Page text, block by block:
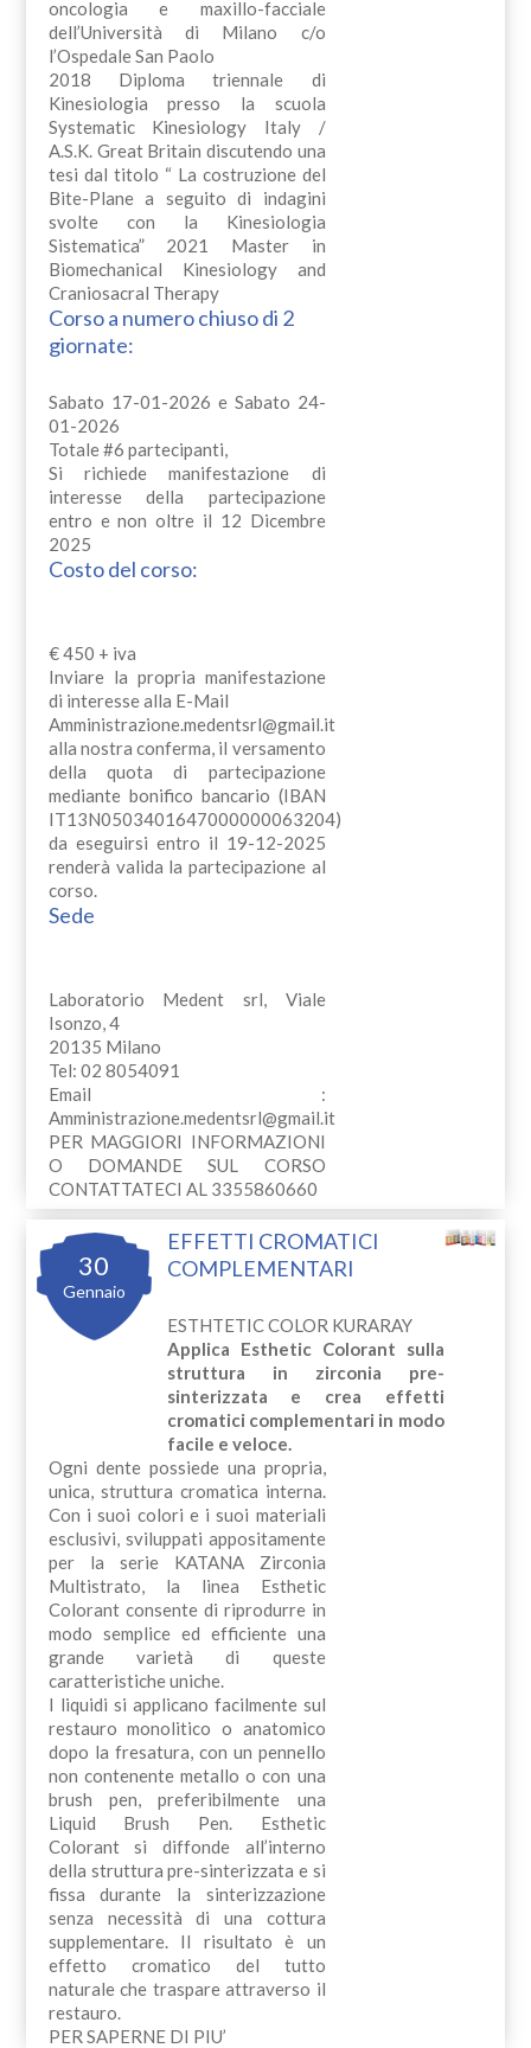
oncologia e maxillo-facciale
dell’Università di Milano c/o
l’Ospedale San Paolo
2018 Diploma triennale di
Kinesiologia presso la scuola
Systematic Kinesiology Italy /
A.S.K. Great Britain discutendo una
tesi dal titolo “ La costruzione del
Bite-Plane a seguito di indagini
svolte con la Kinesiologia
Sistematica” 2021 Master in
Biomechanical Kinesiology and
Craniosacral Therapy
Corso a numero chiuso di 2
giornate:
Sabato 17-01-2026 e Sabato 24-
01-2026
Totale #6 partecipanti,
Si richiede manifestazione di
interesse della partecipazione
entro e non oltre il 12 Dicembre
2025
Costo del corso:
€ 450 + iva
Inviare la propria manifestazione
di interesse alla E-Mail
Amministrazione.medentsrl@gmail.it
alla nostra conferma, il versamento
della quota di partecipazione
mediante bonifico bancario (IBAN
IT13N0503401647000000063204)
da eseguirsi entro il 19-12-2025
renderà valida la partecipazione al
corso.
Sede
Laboratorio Medent srl, Viale
Isonzo, 4
20135 Milano
Tel: 02 8054091
Email :
Amministrazione.medentsrl@gmail.it
PER MAGGIORI INFORMAZIONI
O DOMANDE SUL CORSO
CONTATTATECI AL 3355860660
30
Gennaio
EFFETTI CROMATICI
COMPLEMENTARI
ESTHTETIC COLOR KURARAY
Applica Esthetic Colorant sulla
struttura in zirconia pre-
sinterizzata e crea effetti
cromatici complementari in modo
facile e veloce.
Ogni dente possiede una propria,
unica, struttura cromatica interna.
Con i suoi colori e i suoi materiali
esclusivi, sviluppati appositamente
per la serie KATANA Zirconia
Multistrato, la linea Esthetic
Colorant consente di riprodurre in
modo semplice ed efficiente una
grande varietà di queste
caratteristiche uniche.
I liquidi si applicano facilmente sul
restauro monolitico o anatomico
dopo la fresatura, con un pennello
non contenente metallo o con una
brush pen, preferibilmente una
Liquid Brush Pen. Esthetic
Colorant si diffonde all’interno
della struttura pre-sinterizzata e si
fissa durante la sinterizzazione
senza necessità di una cottura
supplementare. Il risultato è un
effetto cromatico del tutto
naturale che traspare attraverso il
restauro.
PER SAPERNE DI PIU’